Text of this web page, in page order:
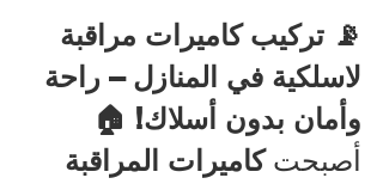
📡 تركيب كاميرات مراقبة
لاسلكية في المنازل – راحة
وأمان بدون أسلاك! 🏠
أصبحت كاميرات المراقبة